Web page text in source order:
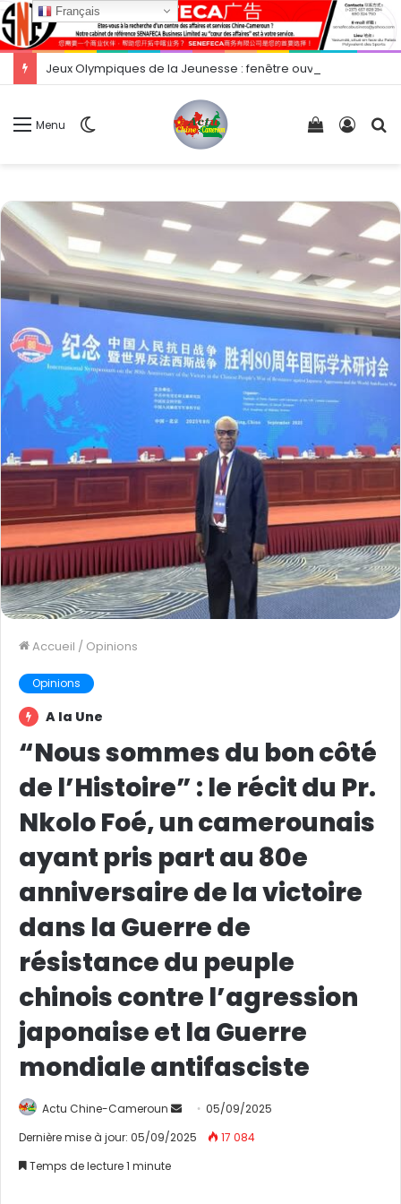
Menu
Voir
Accueil / Opinions
Opinions
A la Une
“Nous sommes du bon côté
de l’Histoire” : le récit du Pr.
Nkolo Foé, un camerounais
ayant pris part au 80e
anniversaire de la victoire
dans la Guerre de
résistance du peuple
chinois contre l’agression
japonaise et la Guerre
mondiale antifasciste
Actu Chine-Cameroun
n
05/09/2025
Dernière mise à jour: 05/09/2025
17 084
Temps de lecture 1 minute
Français